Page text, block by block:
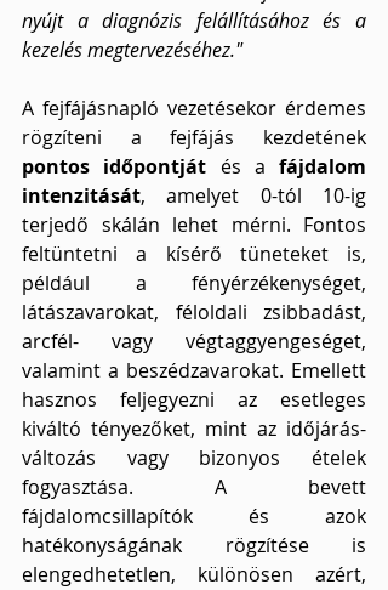
nyújt a diagnózis felállításához és a
kezelés megtervezéséhez."
A fejfájásnapló vezetésekor érdemes
rögzíteni a fejfájás kezdetének
pontos időpontját és a fájdalom
intenzitását, amelyet 0-tól 10-ig
terjedő skálán lehet mérni. Fontos
feltüntetni a kísérő tüneteket is,
például a fényérzékenységet,
látászavarokat, féloldali zsibbadást,
arcfél- vagy végtaggyengeséget,
valamint a beszédzavarokat. Emellett
hasznos feljegyezni az esetleges
kiváltó tényezőket, mint az időjárás-
változás vagy bizonyos ételek
fogyasztása. A bevett
fájdalomcsillapítók és azok
hatékonyságának rögzítése is
elengedhetetlen, különösen azért,